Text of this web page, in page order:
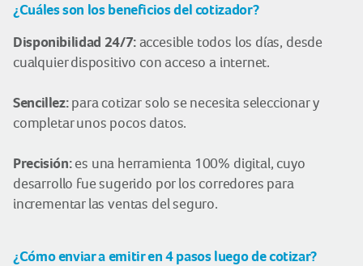
¿Cuáles son los beneficios del cotizador?
Disponibilidad 24/7:accesible todos los días, desde
cualquier dispositivo con acceso a internet.
Sencillez:para cotizar solo se necesita seleccionar y
completar unos pocos datos.
Precisión:es una herramienta 100% digital, cuyo
desarrollo fue sugerido por los corredores para
incrementar las ventas del seguro.
¿Cómo enviar a emitiren 4 pasosluego de cotizar?